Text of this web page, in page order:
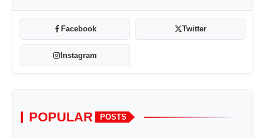
Facebook Twitter
Instagram
POPULAR POSTS